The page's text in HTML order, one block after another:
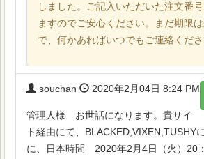
しました。ご記入いただいた注文番
ますのでご安心ください。まだ期限
で、何かあればいつでもご連絡くださ
souchan 2020年2月04日 8:24 PM
管理人様 お世話になります。貴サイ
ト経由にて、BLACKED,VIXEN,TUSHY
に、日本時間 2020年2月4日（火）20